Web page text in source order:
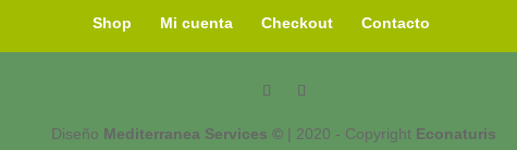
Shop Mi cuenta Checkout Contacto
Diseño Mediterranea Services ©| 2020 - Copyright Econaturis